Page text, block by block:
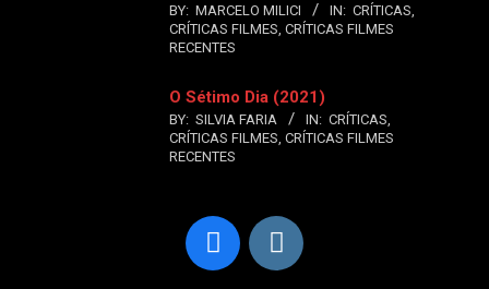
BY: MARCELO MILICI IN: CRÍTICAS,
CRÍTICAS FILMES, CRÍTICAS FILMES
RECENTES
O Sétimo Dia (2021)
BY: SILVIA FARIA IN: CRÍTICAS,
CRÍTICAS FILMES, CRÍTICAS FILMES
RECENTES